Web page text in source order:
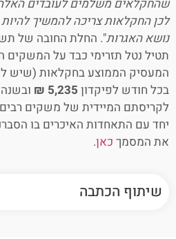
שהחקלאים משלמים לעובדים
לכן החקלאות צריכה להמשיך
נושא האגרות". החלת החובה של
תטיל נטל תזרימי כבד על המשקים
בכל חודש לפיקדון 5,235 ₪ ובשנה
לקריסתם המיידית של משקים
יחד עם התאחדות האיכרים בו
את המסמך כאן.
שיתוף הכתבה